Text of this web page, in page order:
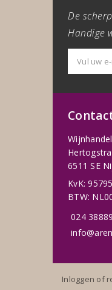
De
Handige
6511 SE
KvK:
BTW:
024
Inloggen of